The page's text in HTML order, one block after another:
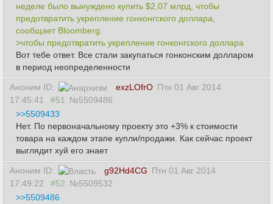
неделе было вынуждено купить $2,07 млрд, чтобы
предотвратить укрепление гонконгского доллара,
сообщает Bloomberg.
>чтобы предотвратить укрепление гонконгского доллара
Вот тебе ответ. Все стали закупаться гонконским долларом
в период неопределенности
Аноним ID: exzLOfrO Птн 01 Авг 2014
17:45:41
#51
№5509486
>>5509433
Нет. По первоначальному проекту это +3% к стоимости
товара на каждом этапе купли/продажи. Как сейчас проект
выглядит хуй его знает
Аноним ID: g92Hd4CG Птн 01 Авг 2014
17:49:22
#52 №5509532
>>5509486